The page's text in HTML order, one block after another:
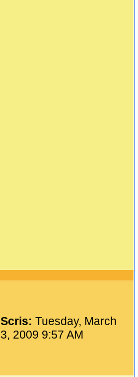
Scris:Tuesday, March
3, 2009 9:57 AM